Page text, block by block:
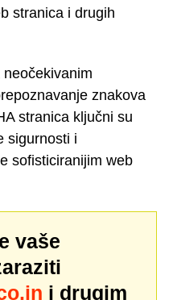
stranica i drugih
znakova
stranica ključni su
sigurnosti i
sofisticiranijim web
vaše
i drugim